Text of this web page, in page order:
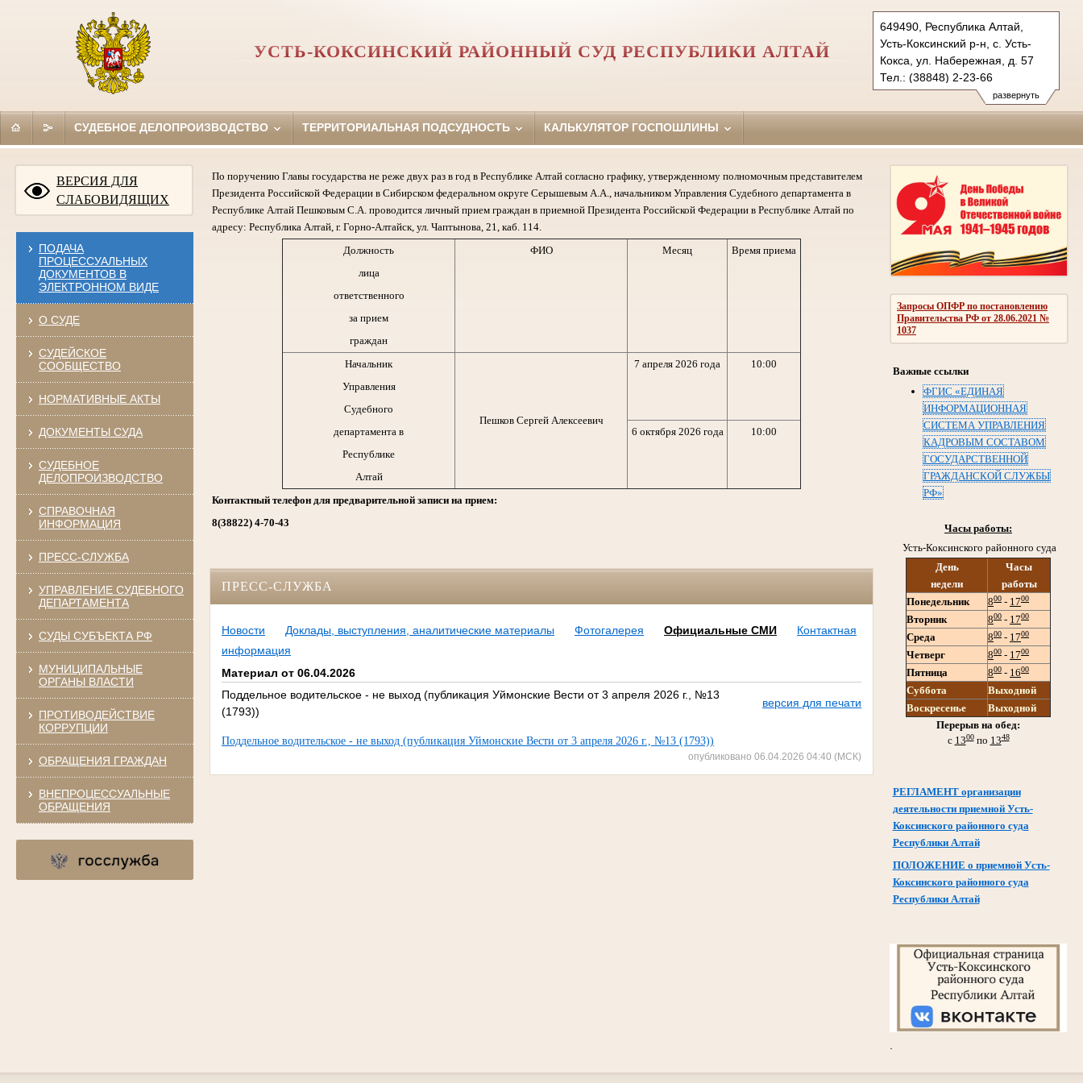
развернуть
649490, Республика Алтай,
Усть-Коксинский р-н, с. Усть-
Кокса, ул. Набережная, д. 57
Тел.: (38848) 2-23-66
ust-koksinsky.ralt@sudrf.ru
УСТЬ-КОКСИНСКИЙ РАЙОННЫЙ СУД РЕСПУБЛИКИ АЛТАЙ
СУДЕБНОЕ ДЕЛОПРОИЗВОДСТВО ТЕРРИТОРИАЛЬНАЯ ПОДСУДНОСТЬ КАЛЬКУЛЯТОР ГОСПОШЛИНЫ
ВЕРСИЯ ДЛЯ
СЛАБОВИДЯЩИХ
ПОДАЧА
ПРОЦЕССУАЛЬНЫХ
ДОКУМЕНТОВ В
ЭЛЕКТРОННОМ ВИДЕ
О СУДЕ
СУДЕЙСКОЕ
СООБЩЕСТВО
НОРМАТИВНЫЕ АКТЫ
ДОКУМЕНТЫ СУДА
СУДЕБНОЕ
ДЕЛОПРОИЗВОДСТВО
СПРАВОЧНАЯ
ИНФОРМАЦИЯ
ПРЕСС-СЛУЖБА
УПРАВЛЕНИЕ СУДЕБНОГО
ДЕПАРТАМЕНТА
СУДЫ СУБЪЕКТА РФ
МУНИЦИПАЛЬНЫЕ
ОРГАНЫ ВЛАСТИ
ПРОТИВОДЕЙСТВИЕ
КОРРУПЦИИ
ОБРАЩЕНИЯ ГРАЖДАН
ВНЕПРОЦЕССУАЛЬНЫЕ
ОБРАЩЕНИЯ
Запросы ОПФР по постановлению
Правительства РФ от 28.06.2021 №
1037
Важные ссылки
ФГИС «ЕДИНАЯ
ИНФОРМАЦИОННАЯ
СИСТЕМА УПРАВЛЕНИЯ
КАДРОВЫМ СОСТАВОМ
ГОСУДАРСТВЕННОЙ
ГРАЖДАНСКОЙ СЛУЖБЫ
РФ»
Часы работы:
Усть-Коксинского районного суда
День
недели
Часы
работы
Понедельник
800 - 1700
Вторник 800 - 1700
Среда 800 - 1700
Четверг 800 - 1700
Пятница 800 - 1600
Суббота
Выходной
Воскресенье
Выходной
Перерыв на обед:
с 1300по 1348
РЕГЛАМЕНТ организации
деятельности приемной Усть-
Коксинского районного суда
Республики Алтай
ПОЛОЖЕНИЕ о приемной Усть-
Коксинского районного суда
Республики Алтай
По поручению Главы государства не реже двух раз в год в Республике Алтай согласно графику, утвержденному полномочным представителем
Президента Российской Федерации в Сибирском федеральном округе Серышевым А.А., начальником Управления Судебного департамента в
Республике Алтай Пешковым С.А. проводится личный прием граждан в приемной Президента Российской Федерации в Республике Алтай по
адресу: Республика Алтай, г. Горно-Алтайск, ул. Чаптынова, 21, каб. 114.
Должность
лица
ответственного
за прием
граждан
ФИО Месяц Время приема
Начальник
Управления
Судебного
департамента в
Республике
Алтай
Пешков Сергей Алексеевич
7 апреля 2026 года 10:00
6 октября 2026 года 10:00
Контактный телефон для предварительной записи на прием:
8(38822) 4-70-43
ПРЕСС-СЛУЖБА
Новости Доклады, выступления, аналитические материалы Фотогалерея Официальные СМИ
Контактная
информация
Материал от 06.04.2026
Поддельное водительское - не выход (публикация Уймонские Вести от 3 апреля 2026 г., №13
(1793))
версия для печати
Поддельное водительское - не выход (публикация Уймонские Вести от 3 апреля 2026 г., №13 (1793))
опубликовано 06.04.2026 04:40 (МСК)